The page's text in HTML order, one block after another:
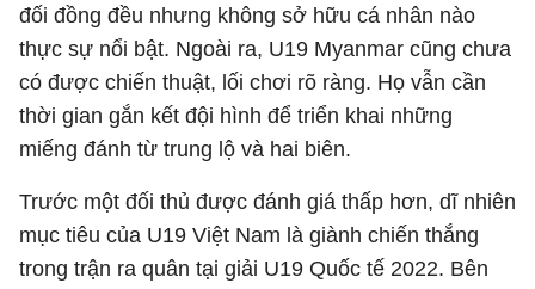
đối đồng đều nhưng không sở hữu cá nhân nào
thực sự nổi bật. Ngoài ra, U19 Myanmar cũng chưa
có được chiến thuật, lối chơi rõ ràng. Họ vẫn cần
thời gian gắn kết đội hình để triển khai những
miếng đánh từ trung lộ và hai biên.
Trước một đối thủ được đánh giá thấp hơn, dĩ nhiên
mục tiêu của U19 Việt Nam là giành chiến thắng
trong trận ra quân tại giải U19 Quốc tế 2022. Bên